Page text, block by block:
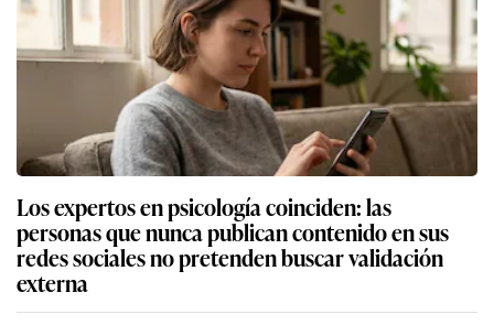
Los expertos en psicología coinciden: las
personas que nunca publican contenido en sus
redes sociales no pretenden buscar validación
externa